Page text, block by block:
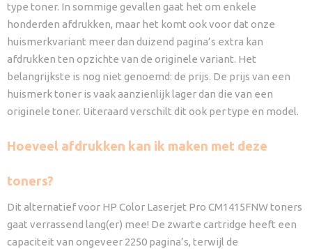
type toner. In sommige gevallen gaat het om enkele
honderden afdrukken, maar het komt ook voor dat onze
huismerkvariant meer dan duizend pagina’s extra kan
afdrukken ten opzichte van de originele variant. Het
belangrijkste is nog niet genoemd: de prijs. De prijs van een
huismerk toner is vaak aanzienlijk lager dan die van een
originele toner. Uiteraard verschilt dit ook per type en model.
Hoeveel afdrukken kan ik maken met deze
toners?
Dit alternatief voor HP Color Laserjet Pro CM1415FNW toners
gaat verrassend lang(er) mee! De zwarte cartridge heeft een
capaciteit van ongeveer 2250 pagina’s, terwijl de